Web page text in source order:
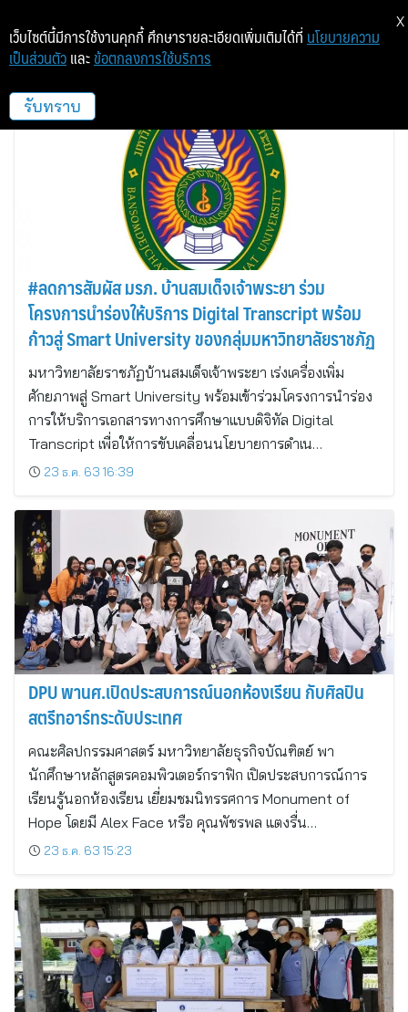
education_image
#ลดการสัมผัส มรภ. บ้านสมเด็จเจ้าพระยา ร่วม
โครงการนำร่องให้บริการ Digital Transcript พร้อม
ก้าวสู่ Smart University ของกลุ่มมหาวิทยาลัยราชภัฏ
มหาวิทยาลัยราชภัฏบ้านสมเด็จเจ้าพระยา เร่งเครื่องเพิ่ม
ศักยภาพสู่ Smart University พร้อมเข้าร่วมโครงการนำร่อง
การให้บริการเอกสารทางการศึกษาแบบดิจิทัล Digital
Transcript เพื่อให้การขับเคลื่อนนโยบายการดำเน…
23 ธ.ค. 63 16:39
DPU พานศ.เปิดประสบการณ์นอกห้องเรียน กับศิลปิน
สตรีทอาร์ทระดับประเทศ
คณะศิลปกรรมศาสตร์ มหาวิทยาลัยธุรกิจบัณฑิตย์ พา
นักศึกษาหลักสูตรคอมพิวเตอร์กราฟิก เปิดประสบการณ์การ
เรียนรู้นอกห้องเรียน เยี่ยมชมนิทรรศการ Monument of
Hope โดยมี Alex Face หรือ คุณพัชรพล แตงรื่น…
23 ธ.ค. 63 15:23
เว็บไซต์นี้มีการใช้งานคุกกี้ ศึกษารายละเอียดเพิ่มเติมได้ที่ นโยบายความ
เป็นส่วนตัว และ ข้อตกลงการใช้บริการ
รับทราบ
X